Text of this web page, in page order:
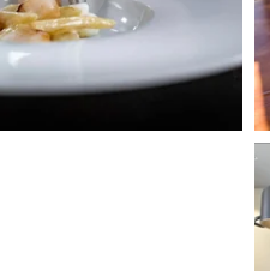
Voir tous